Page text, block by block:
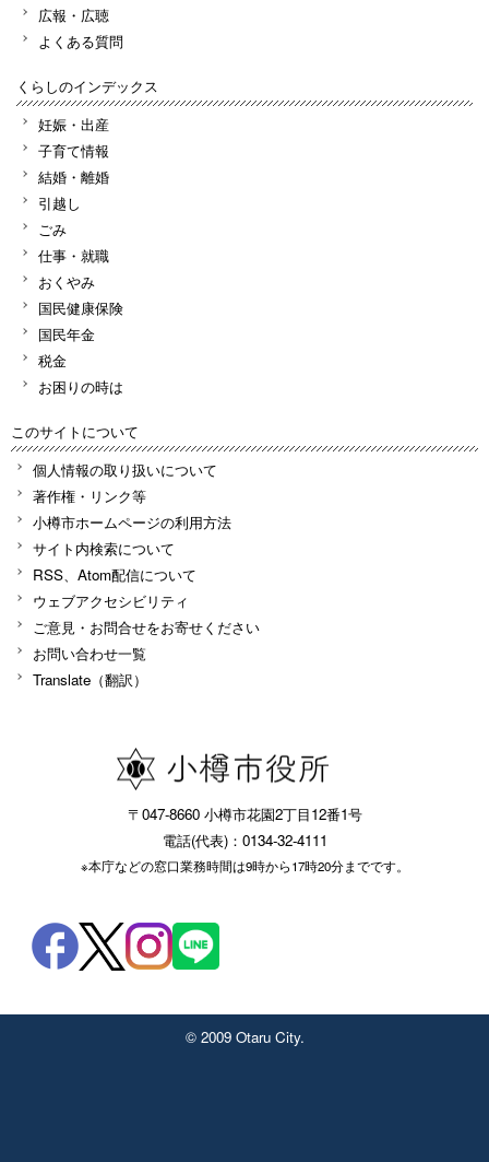
広報・広聴
よくある質問
くらしのインデックス
妊娠・出産
子育て情報
結婚・離婚
引越し
ごみ
仕事・就職
おくやみ
国民健康保険
国民年金
税金
お困りの時は
このサイトについて
個人情報の取り扱いについて
著作権・リンク等
小樽市ホームページの利用方法
サイト内検索について
RSS、Atom配信について
ウェブアクセシビリティ
ご意見・お問合せをお寄せください
お問い合わせ一覧
Translate（翻訳）
〒047-8660 小樽市花園2丁目12番1号
電話(代表)：0134-32-4111
※本庁などの窓口業務時間は9時から17時20分までです。
© 2009 Otaru City.